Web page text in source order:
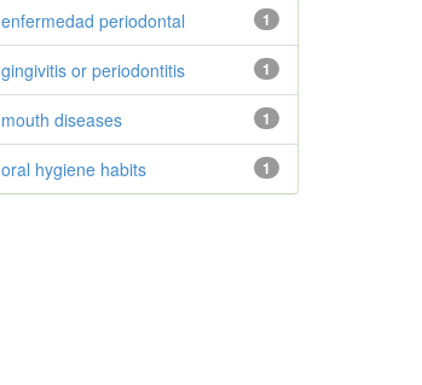
1
enfermedad periodontal
1
gingivitis or periodontitis
1
mouth diseases
1
oral hygiene habits